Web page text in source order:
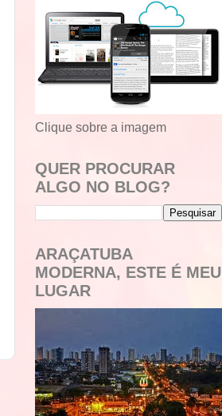
Clique sobre a imagem
QUER PROCURAR
ALGO NO BLOG?
ARAÇATUBA
MODERNA, ESTE É MEU
LUGAR